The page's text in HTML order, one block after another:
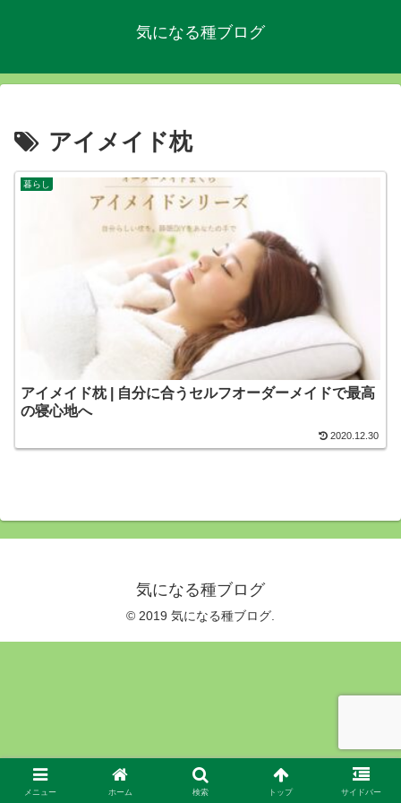
気になる種ブログ
アイメイド枕
暮らし
アイメイド枕 | 自分に合うセルフオーダーメイドで最高
の寝心地へ
2020.12.30
気になる種ブログ
© 2019 気になる種ブログ.
メニュー ホーム 検索 トップ サイドバー